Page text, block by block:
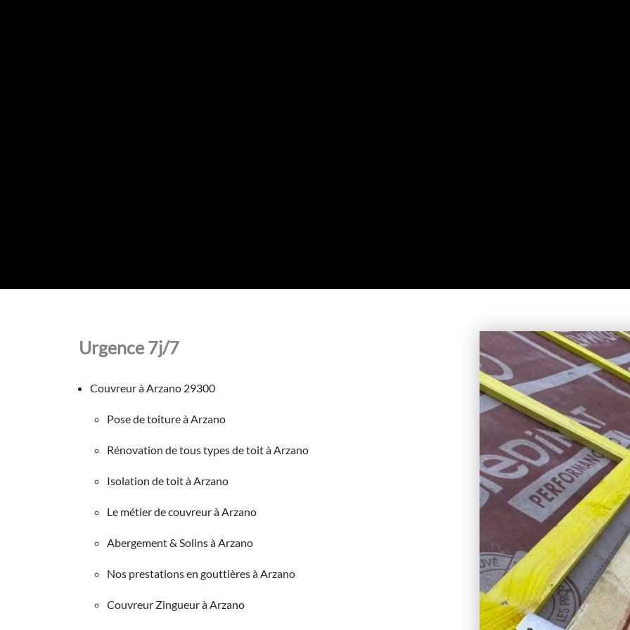
Urgence 7j/7
Couvreur à Arzano 29300
Pose de toiture à Arzano
Rénovation de tous types de toit à Arzano
Isolation de toit à Arzano
Le métier de couvreur à Arzano
Abergement & Solins à Arzano
Nos prestations en gouttières à Arzano
Couvreur Zingueur à Arzano